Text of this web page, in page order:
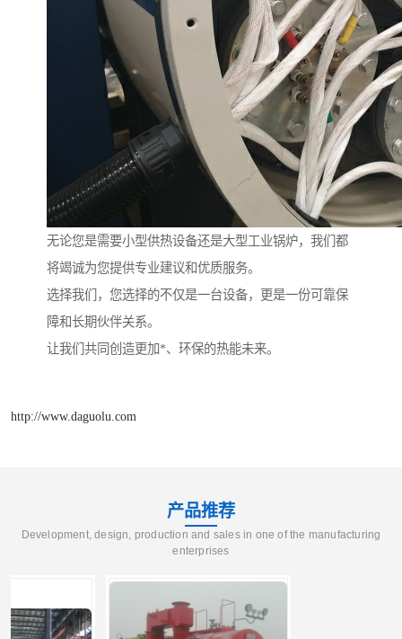
无论您是需要小型供热设备还是大型工业锅炉，我们都
将竭诚为您提供专业建议和优质服务。
选择我们，您选择的不仅是一台设备，更是一份可靠保
障和长期伙伴关系。
让我们共同创造更加*、环保的热能未来。
http://www.daguolu.com
产品推荐
Development, design, production and sales in one of the manufacturing
enterprises